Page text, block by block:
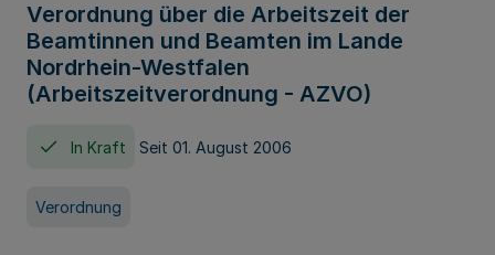
Verordnung über die Arbeitszeit der
Beamtinnen und Beamten im Lande
Nordrhein-Westfalen
(Arbeitszeitverordnung - AZVO)
In Kraft Seit 01. August 2006
Verordnung